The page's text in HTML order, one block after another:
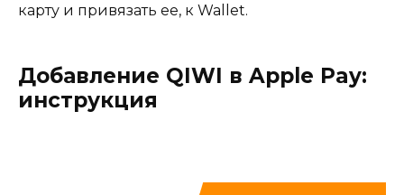
карту и привязать ее, к Wallet.
Добавление QIWI в Apple Pay:
инструкция